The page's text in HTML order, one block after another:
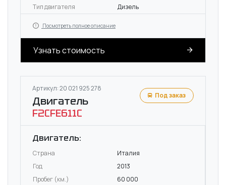
Тип двигателя
Дизель
Посмотреть полное описание
Узнать стоимость
Артикул: 20 021 925 278
Двигатель
F2CFE611C
Под заказ
Двигатель:
Страна
Италия
Год
2013
Пробег (км.)
60 000